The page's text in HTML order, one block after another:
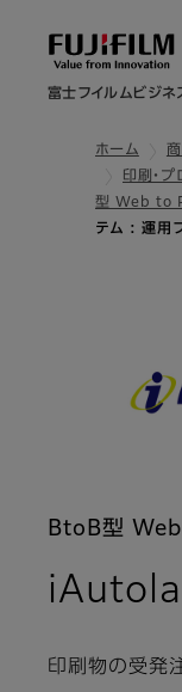
富士フイルムビジネ
ホーム
印刷・プ
型 Web to
テム : 運用
BtoB型
印刷物の受発